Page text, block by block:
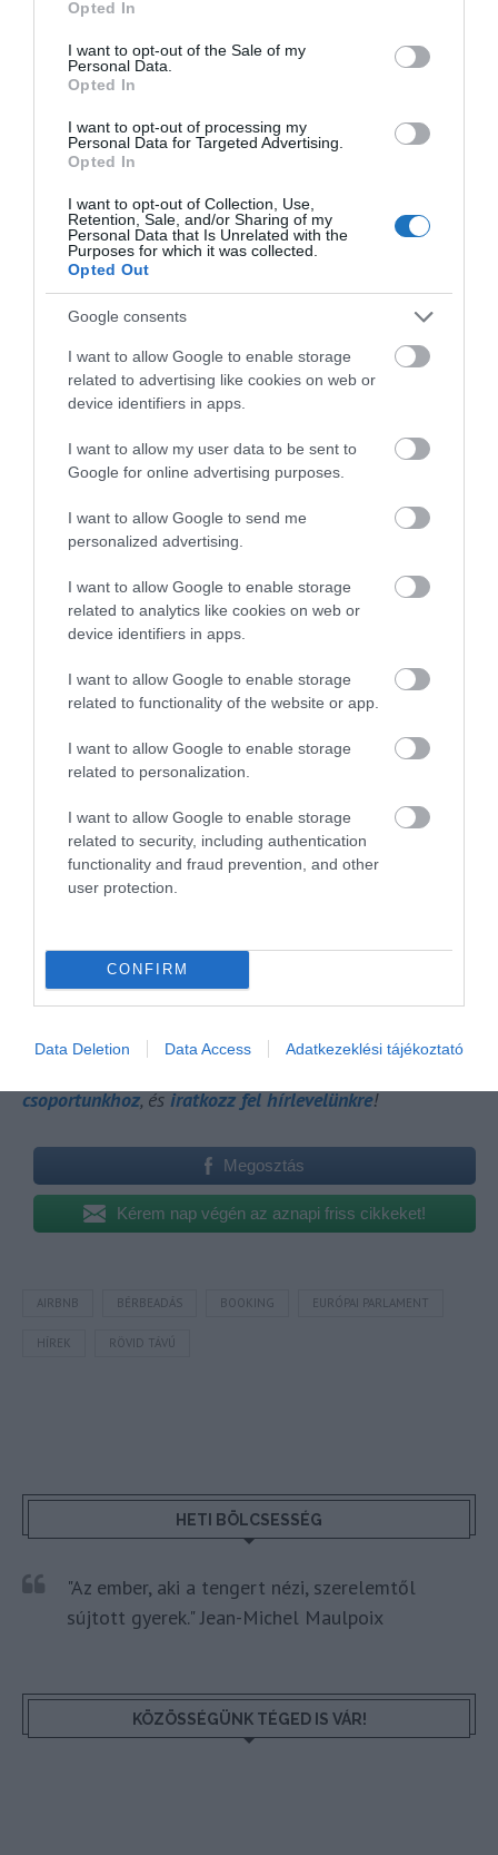
use your data for below specified purposes in below Google
consent section.
Opted In
I want to opt-out of the Sale of my
Personal Data.
Opted In
I want to opt-out of processing my
Personal Data for Targeted Advertising.
Opted In
I want to opt-out of Collection, Use,
Retention, Sale, and/or Sharing of my
Personal Data that Is Unrelated with the
Purposes for which it was collected.
Opted Out
Google consents
I want to allow Google to enable storage
related to advertising like cookies on web or
device identifiers in apps.
I want to allow my user data to be sent to
Google for online advertising purposes.
I want to allow Google to send me
personalized advertising.
I want to allow Google to enable storage
related to analytics like cookies on web or
device identifiers in apps.
I want to allow Google to enable storage
related to functionality of the website or app.
I want to allow Google to enable storage
related to personalization.
I want to allow Google to enable storage
related to security, including authentication
functionality and fraud prevention, and other
user protection.
CONFIRM
Data Deletion Data Access Adatkezeklési tájékoztató
Rövid távú lakáskiadás átláthatósága:
egyesek szükségesnek tartják, de van
aki szerint a politikai pártok nyomás
„Minden, ami nagyobb átláthatóságot jelent a fogyasztók
számára, nagyszerű hír, előrelépést jelent az iparág számára,
de amit nem látok pozitívumnak, az az, hogy a politikai
pártok egy olyan iparágat hibáztatnak, amely munkahelyeket
teremt és hozzájárul a gazdasági növekedéshez”
– mondta el Carlos Pérez-Lanzac, az andalúziai rövid távú
Lanzac rámutatott arra is, hogy a rövid távú
bérbeadásra kínált lakások száma Spanyolországban
soha nem haladja meg a teljes lakáspiac 2%-át,
ezzel szemben akár 18 hónapig is eltarthat a bérleti
díjukat nem teljesítő, hosszabb távon bérlők
tárgyal az Európai Parlament, a Bizottság és a
tagállamok, az első háromoldalú egyeztetés pedig
csoportunkhoz, ésiratkozz fel hírlevelünkre!
Megosztás
Kérem nap végén az aznapi friss cikkeket!
AIRBNB BÉRBEADÁS BOOKING EURÓPAI PARLAMENT
HÍREK RÖVID TÁVÚ
HETI BÖLCSESSÉG
"Az ember, aki a tengert nézi, szerelemtől
sújtott gyerek." Jean-Michel Maulpoix
KÖZÖSSÉGÜNK TÉGED IS VÁR!